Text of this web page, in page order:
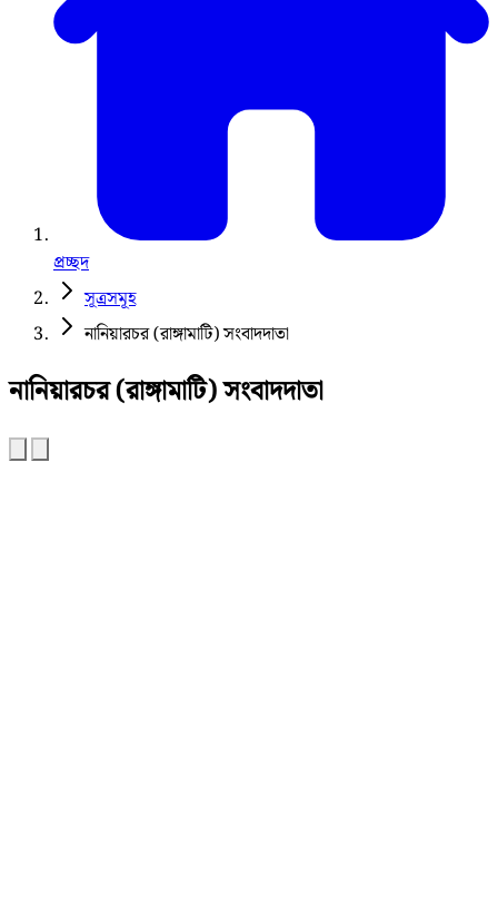
প্রচ্ছদ
সূত্রসমূহ
নানিয়ারচর (রাঙ্গামাটি) সংবাদদাতা
নানিয়ারচর (রাঙ্গামাটি) সংবাদদাতা